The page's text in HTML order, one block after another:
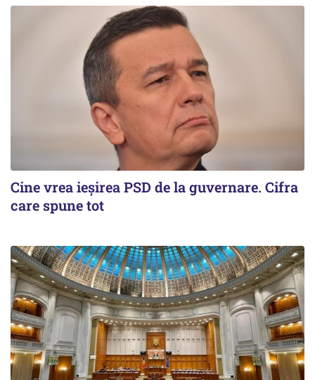
Cine vrea ieșirea PSD de la guvernare. Cifra
care spune tot